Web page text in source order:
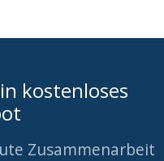
kostenloses
Zusammenarbeit